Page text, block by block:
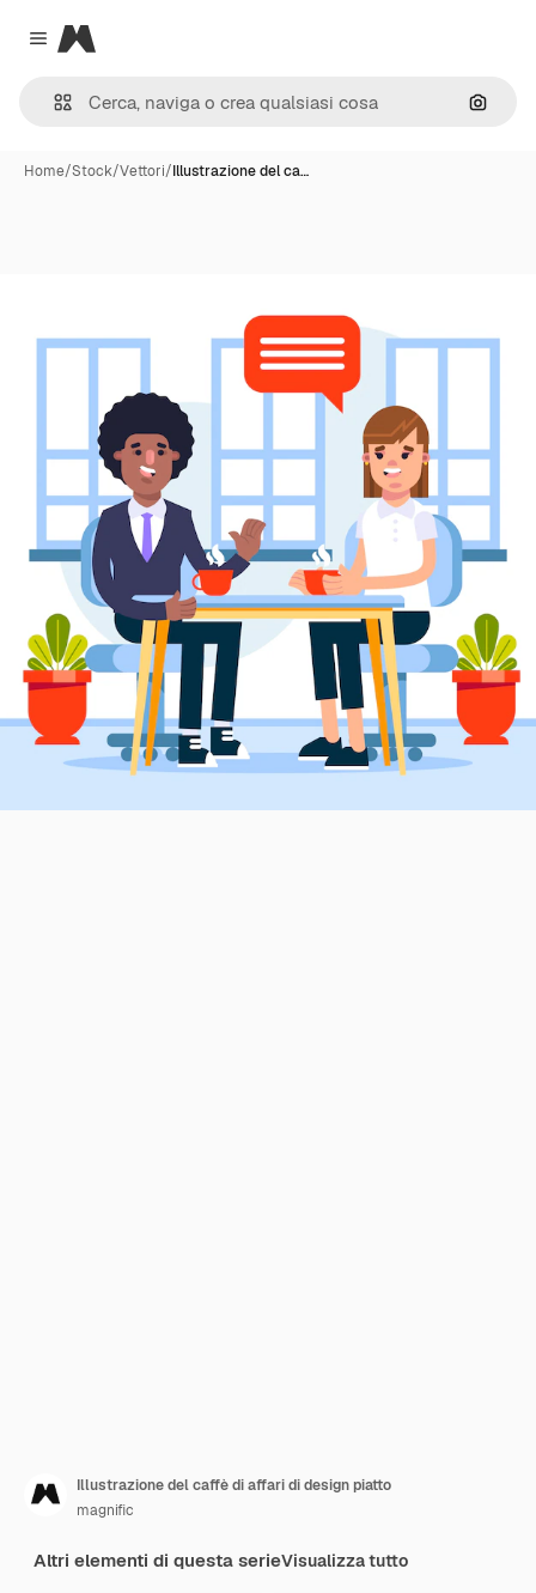
Close menu
Magnific
Cerca
Home/Stock/Vettori/Illustrazione del ca…
Illustrazione del caffè di affari di design piatto
magnific
Altri elementi di questa serieVisualizza tutto